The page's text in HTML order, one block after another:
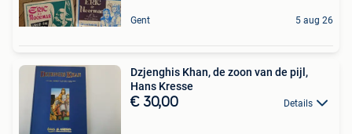
Gent 5 aug 26
Dzjenghis Khan, de zoon van de pijl,
Hans Kresse
€ 30,00 Details